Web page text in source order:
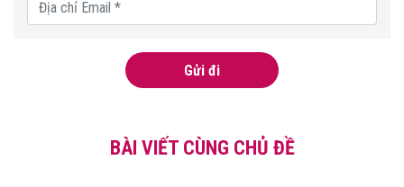
Gửi đi
BÀI VIẾT CÙNG CHỦ ĐỀ